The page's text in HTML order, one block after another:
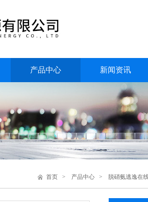
产品中心 新闻资讯
首页 > 产品中心 > 脱硝氨逃逸在